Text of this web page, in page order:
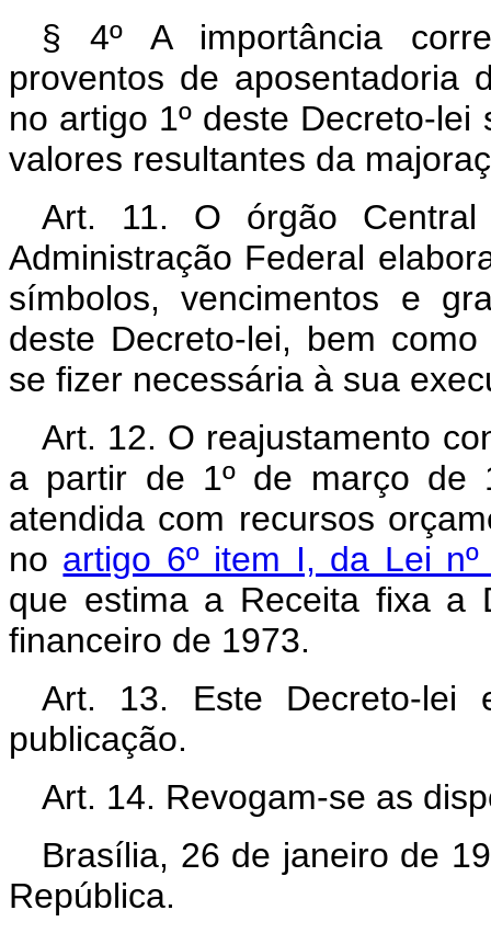
§ 4º A importância
proventos de aposentadoria
no artigo 1º deste Decreto-
valores resultantes da
Art. 11. O órgão
Administração Federal
símbolos, vencimentos e
deste Decreto-lei, bem
se fizer necessária à sua
Art. 12. O reajustamento
a partir de 1º de março de
atendida com recursos
no artigo 6º item I, da Lei
que estima a Receita fixa a
financeiro de 1973.
Art. 13. Este Decreto-
publicação.
Art. 14. Revogam-se as
Brasília, 26 de janeiro de
República.